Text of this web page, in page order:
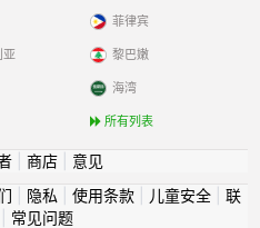
亚
菲律宾
黎巴嫩
海湾
所有列表
| 商店| 意见
隐私 使用条款| 儿童安全| 联
常见问题